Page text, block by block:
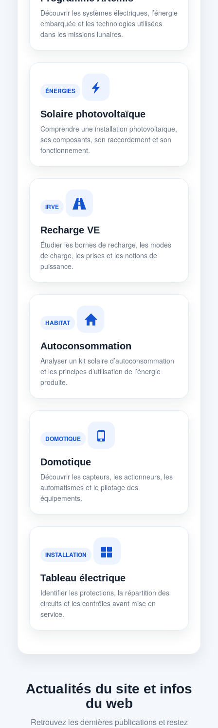
Découvrir les systèmes électriques, l’énergie
embarquée et les technologies utilisées
dans les missions lunaires.
ÉNERGIES
Solaire photovoltaïque
Comprendre une installation photovoltaïque,
ses composants, son raccordement et son
fonctionnement.
IRVE
Recharge VE
Étudier les bornes de recharge, les modes
de charge, les prises et les notions de
puissance.
HABITAT
Autoconsommation
Analyser un kit solaire d’autoconsommation
et les principes d’utilisation de l’énergie
produite.
DOMOTIQUE
Domotique
Découvrir les capteurs, les actionneurs, les
automatismes et le pilotage des
équipements.
INSTALLATION
Tableau électrique
Identifier les protections, la répartition des
circuits et les contrôles avant mise en
service.
Actualités du site et infos
du web
Retrouvez les dernières publications et restez